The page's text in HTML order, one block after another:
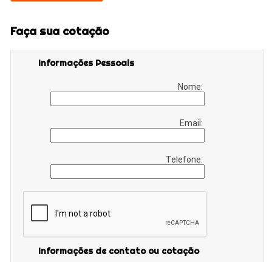
Faça sua cotação
Informações Pessoais
Nome:
Email:
Telefone:
Informações de contato ou cotação